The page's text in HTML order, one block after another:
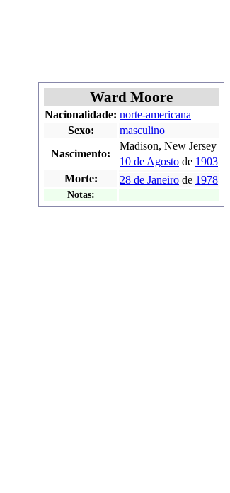
Ward Moore
Nacionalidade: norte-americana
Sexo:
masculino
Nascimento:
Madison, New Jersey
10 de Agosto de 1903
Morte:
28 de Janeiro de 1978
Notas: